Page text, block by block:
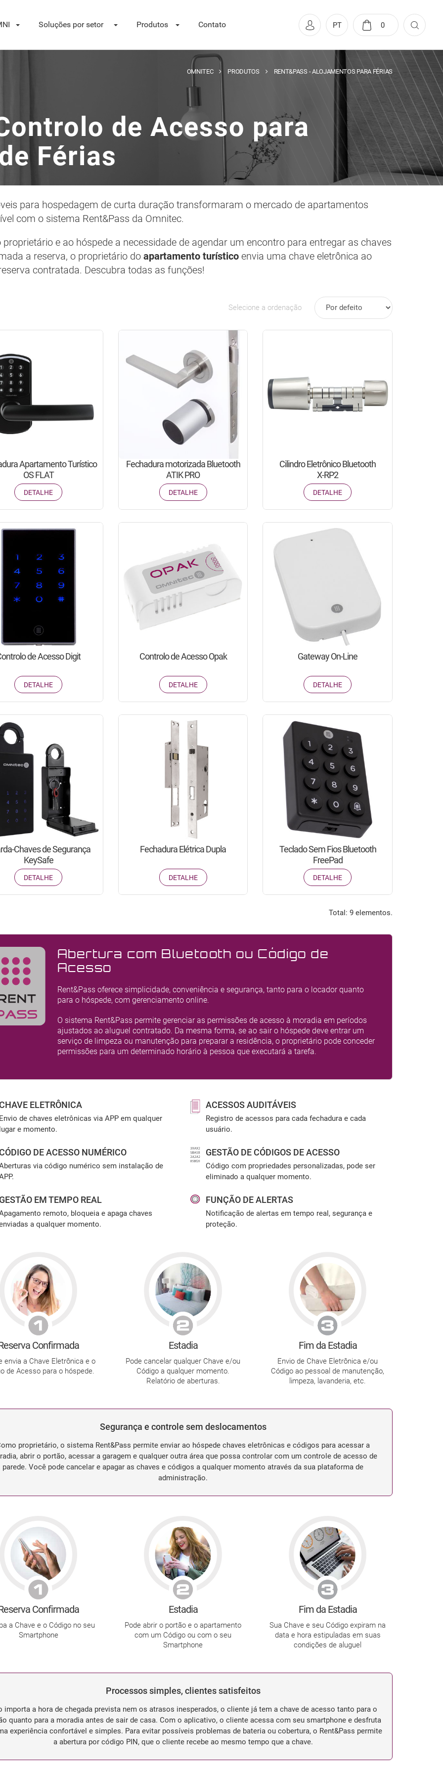
Soluções por setor Produtos Contato PT 0
de Acesso para
Férias
OMNITEC PRODUTOS RENT&PASS - ALOJAMENTOS PARA FÉRIAS
para hospedagem de curta duração transformaram o mercado de apartamentos
com o sistema Rent&Pass da Omnitec.
e ao hóspede a necessidade de agendar um encontro para entregar as chaves
a reserva, o proprietário do apartamento turístico envia uma chave eletrônica ao
contratada. Descubra todas as funções!
Selecione a ordenação
Apartamento Turístico
OS FLAT
DETALHE
Fechadura motorizada Bluetooth
ATIK PRO
DETALHE
Cilindro Eletrônico Bluetooth
X-RP2
DETALHE
de Acesso Digit
DETALHE
Controlo de Acesso Opak
DETALHE
Gateway On-Line
DETALHE
Chaves de Segurança
KeySafe
DETALHE
Fechadura Elétrica Dupla
DETALHE
Teclado Sem Fios Bluetooth
FreePad
DETALHE
Total: 9 elementos.
Abertura com Bluetooth ou Código de
Acesso
Rent&Pass oferece simplicidade, conveniência e segurança, tanto para o locador quanto
para o hóspede, com gerenciamento online.
O sistema Rent&Pass permite gerenciar as permissões de acesso à moradia em períodos
ajustados ao aluguel contratado. Da mesma forma, se ao sair o hóspede deve entrar um
serviço de limpeza ou manutenção para preparar a residência, o proprietário pode conceder
permissões para um determinado horário à pessoa que executará a tarefa.
ELETRÔNICA
de chaves eletrônicas via APP em qualquer
e momento.
DE ACESSO NUMÉRICO
via código numérico sem instalação de
EM TEMPO REAL
remoto, bloqueia e apaga chaves
a qualquer momento.
ACESSOS AUDITÁVEIS
Registro de acessos para cada fechadura e cada
usuário.
GESTÃO DE CÓDIGOS DE ACESSO
Código com propriedades personalizadas, pode ser
eliminado a qualquer momento.
FUNÇÃO DE ALERTAS
Notificação de alertas em tempo real, segurança e
proteção.
Confirmada
envia a Chave Eletrônica e o
de Acesso para o hóspede.
Estadia
Pode cancelar qualquer Chave e/ou
Código a qualquer momento.
Relatório de aberturas.
Fim da Estadia
Envio de Chave Eletrônica e/ou
Código ao pessoal de manutenção,
limpeza, lavanderia, etc.
Segurança e controle sem deslocamentos
proprietário, o sistema Rent&Pass permite enviar ao hóspede chaves eletrônicas e códigos para acessar a
abrir o portão, acessar a garagem e qualquer outra área que possa controlar com um controle de acesso de
parede. Você pode cancelar e apagar as chaves e códigos a qualquer momento através da sua plataforma de
administração.
Confirmada
a Chave e o Código no seu
Smartphone
Estadia
Pode abrir o portão e o apartamento
com um Código ou com o seu
Smartphone
Fim da Estadia
Sua Chave e seu Código expiram na
data e hora estipuladas em suas
condições de aluguel
Processos simples, clientes satisfeitos
importa a hora de chegada prevista nem os atrasos inesperados, o cliente já tem a chave de acesso tanto para o
quanto para a moradia antes de sair de casa. Com o aplicativo, o cliente acessa com seu smartphone e desfruta
experiência confortável e simples. Para evitar possíveis problemas de bateria ou cobertura, o Rent&Pass permite
a abertura por código PIN, que o cliente recebe ao mesmo tempo que a chave.